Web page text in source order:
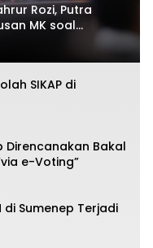
Rozi, Putra
MK soal
SIKAP di
Direncanakan Bakal
e-Voting”
di Sumenep Terjadi